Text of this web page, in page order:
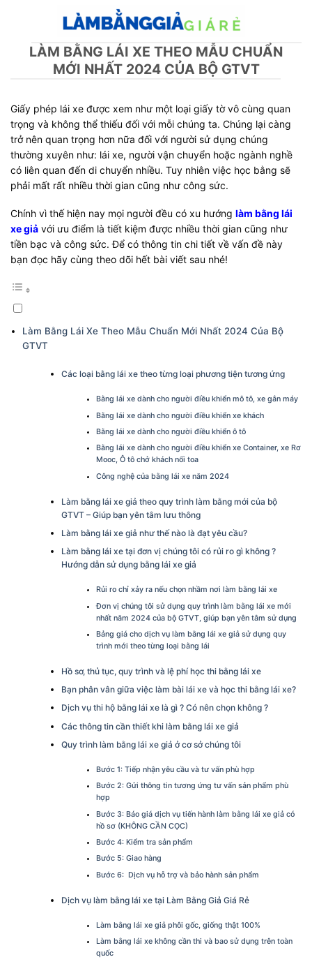
content
LÀM BẰNG LÁI XE THEO MẪU CHUẨN
MỚI NHẤT 2024 CỦA BỘ GTVT
Giấy phép lái xe được xem như một loại giấy tờ vô cùng quan
trọng và không thể thiếu đối với mỗi chúng ta. Chúng lại càng
trở nên quan trọng hơn nữa đối với người sử dụng chúng
thường xuyên như: lái xe, người vận chuyển hoặc ngành nghề
có liên quan đến di chuyển nhiều. Tuy nhiên việc học bằng sẽ
phải mất rất nhiều thời gian cũng như công sức.
Chính vì thế hiện nay mọi người đều có xu hướng làm bằng lái
xe giả với ưu điểm là tiết kiệm được nhiều thời gian cũng như
tiền bạc và công sức. Để có thông tin chi tiết về vấn đề này
bạn đọc hãy cùng theo dõi hết bài viết sau nhé!
Làm Bằng Lái Xe Theo Mẫu Chuẩn Mới Nhất 2024 Của Bộ
GTVT
Các loại bằng lái xe theo từng loại phương tiện tương ứng
Bằng lái xe dành cho người điều khiển mô tô, xe gắn máy
Bằng lái xe dành cho người điều khiển xe khách
Bằng lái xe dành cho người điều khiển ô tô
Bằng lái xe dành cho người điều khiển xe Container, xe Rơ
Mooc, Ô tô chở khách nối toa
Công nghệ của bằng lái xe năm 2024
Làm bằng lái xe giả theo quy trình làm bằng mới của bộ
GTVT – Giúp bạn yên tâm lưu thông
Làm bằng lái xe giả như thế nào là đạt yêu cầu?
Làm bằng lái xe tại đơn vị chúng tôi có rủi ro gì không ?
Hướng dẫn sử dụng bằng lái xe giả
Rủi ro chỉ xảy ra nếu chọn nhầm nơi làm bằng lái xe
Đơn vị chúng tôi sử dụng quy trình làm bằng lái xe mới
nhất năm 2024 của bộ GTVT, giúp bạn yên tâm sử dụng
Bảng giá cho dịch vụ làm bằng lái xe giả sử dụng quy
trình mới theo từng loại bằng lái
Hồ sơ, thủ tục, quy trình và lệ phí học thi bằng lái xe
Bạn phân vân giữa việc làm bài lái xe và học thi bằng lái xe?
Dịch vụ thi hộ bằng lái xe là gì ? Có nên chọn không ?
Các thông tin cần thiết khi làm bằng lái xe giả
Quy trình làm bằng lái xe giả ở cơ sở chúng tôi
Bước 1: Tiếp nhận yêu cầu và tư vấn phù hợp
Bước 2: Gửi thông tin tương ứng tư vấn sản phẩm phù
hợp
Bước 3: Báo giá dịch vụ tiến hành làm bằng lái xe giả có
hồ sơ (KHÔNG CẦN CỌC)
Bước 4: Kiểm tra sản phẩm
Bước 5: Giao hàng
Bước 6: Dịch vụ hỗ trợ và bảo hành sản phẩm
Dịch vụ làm bằng lái xe tại Làm Bằng Giả Giá Rẻ
Làm bằng lái xe giả phôi gốc, giống thật 100%
Làm bằng lái xe không cần thi và bao sử dụng trên toàn
quốc